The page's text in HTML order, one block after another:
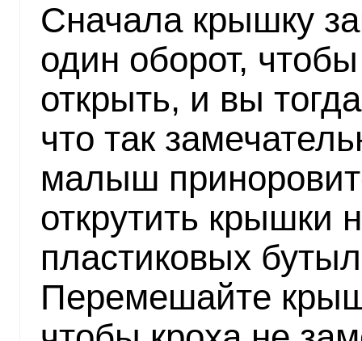
Сначала крышку
один оборот,
открыть, и вы
что так
малыш
открутить крышки
пластиковых
Перемешайте